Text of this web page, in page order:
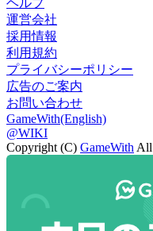
運営会社
採用情報
利用規約
プライバシーポリシー
広告のご案内
お問い合わせ
GameWith(English)
@WIKI
Copyright (C) GameWith All